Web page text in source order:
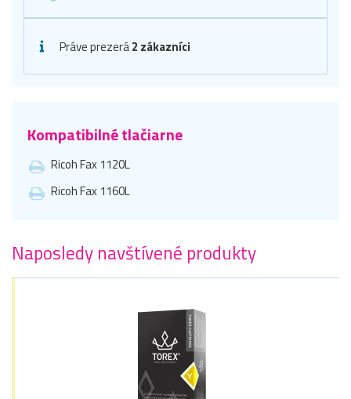
Práve prezerá2 zákazníci
Kompatibilné tlačiarne
Ricoh Fax 1120L
Ricoh Fax 1160L
Naposledy navštívené produkty